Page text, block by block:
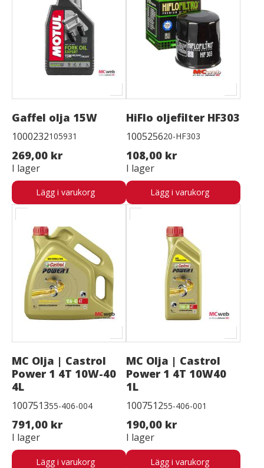
Gaffel olja 15W
1000232105931
269,00 kr
I lager
Lägg i varukorg
HiFlo oljefilter HF303
100525620-HF303
108,00 kr
I lager
Lägg i varukorg
MC Olja | Castrol
Power 1 4T 10W-40
4L
100751355-406-004
791,00 kr
I lager
Lägg i varukorg
MC Olja | Castrol
Power 1 4T 10W40
1L
100751255-406-001
190,00 kr
I lager
Lägg i varukorg